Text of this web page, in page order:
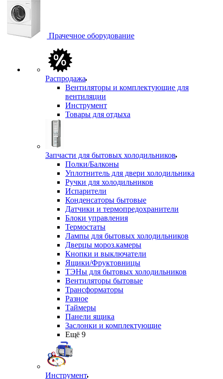
Прачечное оборудование
Распродажа
Вентиляторы и комплектующие для
вентиляции
Инструмент
Товары для отдыха
Запчасти для бытовых холодильников
Полки/Балконы
Уплотнитель для двери холодильника
Ручки для холодильников
Испарители
Конденсаторы бытовые
Датчики и термопредохранители
Блоки управления
Термостаты
Лампы для бытовых холодильников
Дверцы мороз.камеры
Кнопки и выключатели
Ящики/Фруктовницы
ТЭНы для бытовых холодильников
Вентиляторы бытовые
Трансформаторы
Разное
Таймеры
Панели ящика
Заслонки и комплектующие
Ещё 9
Инструмент